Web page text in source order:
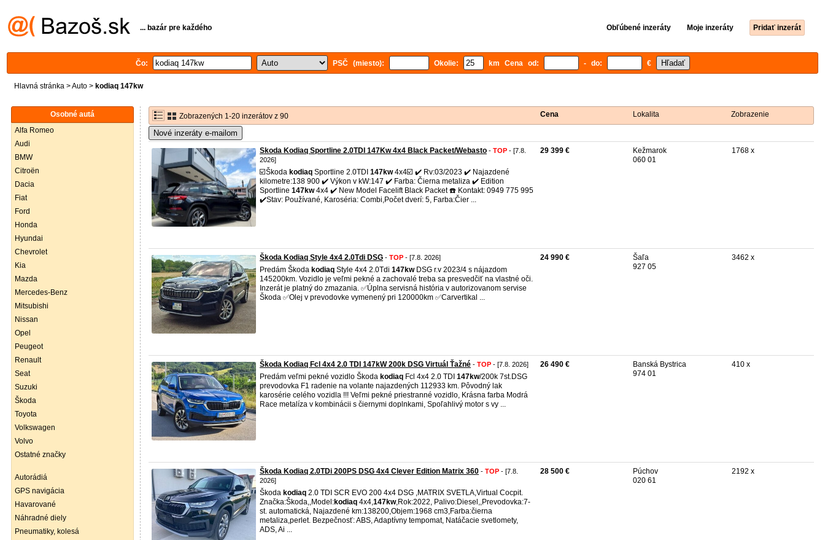
... bazár pre každého Obľúbené inzeráty Moje inzeráty Pridať inzerát
Čo: PSČ (miesto): Okolie: km Cena od: - do: €
Hlavná stránka >Auto > kodiaq 147kw
Osobné autá
Alfa Romeo
Audi
BMW
Citroën
Dacia
Fiat
Ford
Honda
Hyundai
Chevrolet
Kia
Mazda
Mercedes-Benz
Mitsubishi
Nissan
Opel
Peugeot
Renault
Seat
Suzuki
Škoda
Toyota
Volkswagen
Volvo
Ostatné značky
Autorádiá
GPS navigácia
Havarované
Náhradné diely
Pneumatiky, kolesá
Zobrazených 1-20 inzerátov z 90 Cena Lokalita Zobrazenie
Nové inzeráty e-mailom
Skoda Kodiaq Sportline 2.0TDI 147Kw 4x4 Black Packet/Webasto - TOP - [7.8.
2026]
☑️Škoda kodiaq Sportline 2.0TDI 147kw4x4☑️ ✔️ Rv:03/2023 ✔️ Najazdené
kilometre:138 900 ✔️ Výkon v kW:147 ✔️ Farba: Čierna metaliza ✔️ Edition
Sportline 147kw4x4 ✔️ New Model Facelift Black Packet ☎️ Kontakt: 0949 775 995
✔️Stav: Používané, Karoséria: Combi,Počet dverí: 5, Farba:Čier ...
29 399 €
Kežmarok
060 01
1768 x
Škoda Kodiaq Style 4x4 2.0Tdi DSG - TOP - [7.8. 2026]
Predám Škoda kodiaq Style 4x4 2.0Tdi 147kwDSG r.v 2023/4 s nájazdom
145200km. Vozidlo je veľmi pekné a zachovalé treba sa presvedčiť na vlastné oči.
Inzerát je platný do zmazania. ✅️Úplna servisná história v autorizovanom servise
Škoda ✅️Olej v prevodovke vymenený pri 120000km ✅️Carvertikal ...
24 990 €
Šaľa
927 05
3462 x
Škoda Kodiaq Fcl 4x4 2.0 TDI 147kW 200k DSG Virtuál Ťažné - TOP - [7.8. 2026]
Predám veľmi pekné vozidlo Škoda kodiaq Fcl 4x4 2.0 TDI 147kw/200k 7st.DSG
prevodovka F1 radenie na volante najazdených 112933 km. Pôvodný lak
karosérie celého vozidla !!! Veľmi pekné priestranné vozidlo, Krásna farba Modrá
Race metalíza v kombinácii s čiernymi doplnkami, Spoľahlivý motor s vy ...
26 490 €
Banská Bystrica
974 01
410 x
Škoda Kodiaq 2.0TDi 200PS DSG 4x4 Clever Edition Matrix 360 - TOP - [7.8.
2026]
Škoda kodiaq 2.0 TDI SCR EVO 200 4x4 DSG ,MATRIX SVETLA,Virtual Cocpit.
Značka:Škoda,,Model:kodiaq 4x4,147kw,Rok:2022, Palivo:Diesel,,Prevodovka:7-
st. automatická, Najazdené km:138200,Objem:1968 cm3,Farba:čierna
metaliza,perlet. Bezpečnosť: ABS, Adaptívny tempomat, Natáčacie svetlomety,
ADS, Ai ...
28 500 €
Púchov
020 61
2192 x